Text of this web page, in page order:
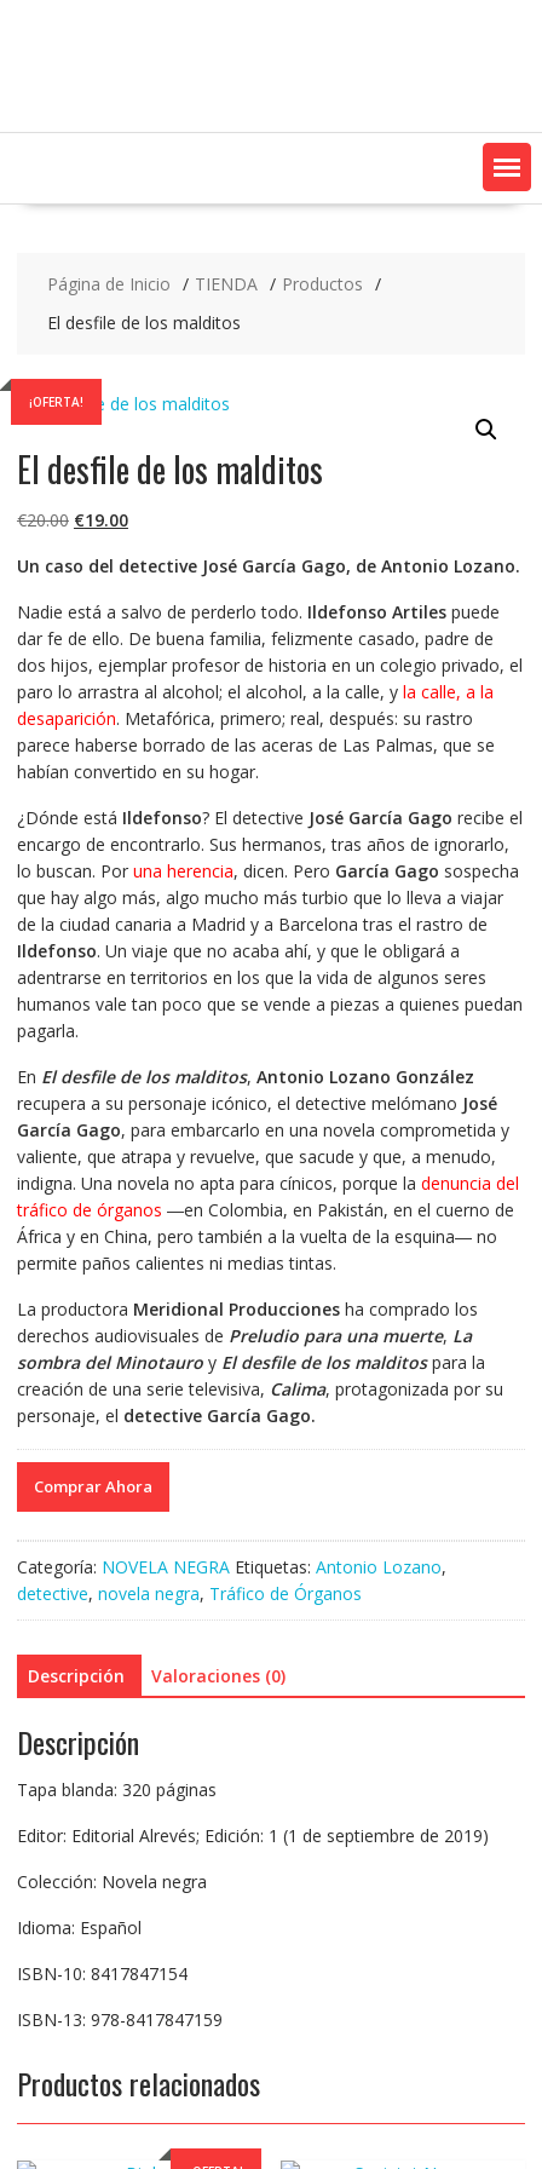
Página de Inicio TIENDA
Productos
El desfile de los malditos
¡OFERTA!
El desfile de los malditos
€20.00 El
original
€20.00.
€19.00El
actual
€19.00.
Un caso del detective José García Gago, de Antonio Lozano.
Nadie está a salvo de perderlo todo. Ildefonso Artilespuede
dar fe de ello. De buena familia, felizmente casado, padre de
dos hijos, ejemplar profesor de historia en un colegio privado, el
paro lo arrastra al alcohol; el alcohol, a la calle, y la calle, a la
desaparición. Metafórica, primero; real, después: su rastro
parece haberse borrado de las aceras de Las Palmas, que se
habían convertido en su hogar.
¿Dónde está Ildefonso? El detective José García Gago recibe el
encargo de encontrarlo. Sus hermanos, tras años de ignorarlo,
lo buscan. Por una herencia, dicen. Pero García Gago sospecha
que hay algo más, algo mucho más turbio que lo lleva a viajar
de la ciudad canaria a Madrid y a Barcelona tras el rastro de
Ildefonso. Un viaje que no acaba ahí, y que le obligará a
adentrarse en territorios en los que la vida de algunos seres
humanos vale tan poco que se vende a piezas a quienes puedan
pagarla.
En El desfile de los malditos, Antonio Lozano González
recupera a su personaje icónico, el detective melómano José
García Gago, para embarcarlo en una novela comprometida y
valiente, que atrapa y revuelve, que sacude y que, a menudo,
indigna. Una novela no apta para cínicos, porque la denuncia del
tráfico de órganos ―en Colombia, en Pakistán, en el cuerno de
África y en China, pero también a la vuelta de la esquina― no
permite paños calientes ni medias tintas.
La productora Meridional Produccionesha comprado los
derechos audiovisuales de Preludio para una muerte, La
sombra del Minotauroy El desfile de los malditospara la
creación de una serie televisiva, Calima, protagonizada por su
personaje, el detective García Gago.
Comprar Ahora
Categoría: NOVELA NEGRA Etiquetas: Antonio Lozano,
detective, novela negra, Tráfico de Órganos
Descripción Valoraciones (0)
Descripción
Tapa blanda: 320 páginas
Editor: Editorial Alrevés; Edición: 1 (1 de septiembre de 2019)
Colección: Novela negra
Idioma: Español
ISBN-10: 8417847154
ISBN-13: 978-8417847159
Productos relacionados